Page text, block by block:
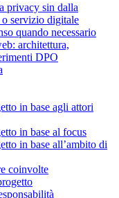
privacy sin dalla
servizio digitale
quando necessario
architettura,
DPO
in base agli attori
in base al focus
in base all’ambito di
coinvolte